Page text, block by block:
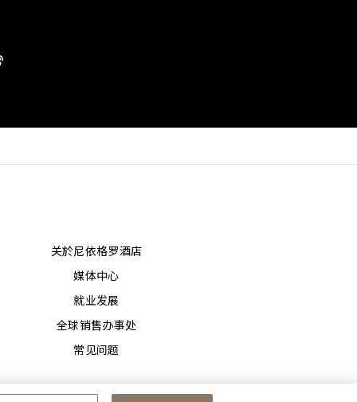
关於尼依格罗酒店
媒体中心
就业发展
全球销售办事处
常见问题